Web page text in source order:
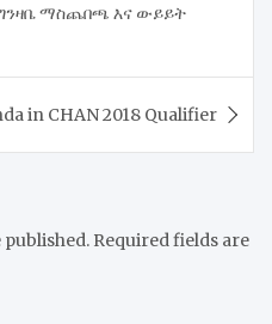
ማስጨበጫ እና ውይይት
in CHAN 2018 Qualifier
published. Required fields are